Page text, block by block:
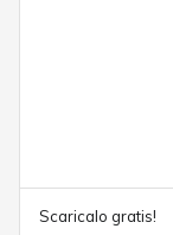
Scaricalo gratis!